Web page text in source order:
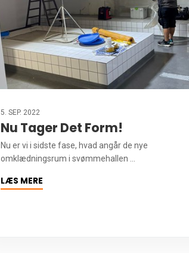
5. SEP. 2022
Nu Tager Det Form!
Nu er vi i sidste fase, hvad angår de nye
omklædningsrum i svømmehallen ...
LÆS MERE